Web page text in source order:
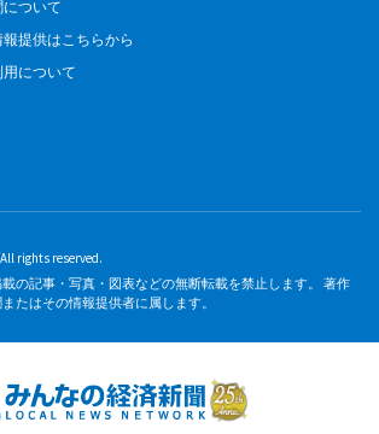
ついて
提供はこちらから
について
rights reserved.
の記事・写真・図表などの無断転載を禁止します。 著作
たはその情報提供者に属します。